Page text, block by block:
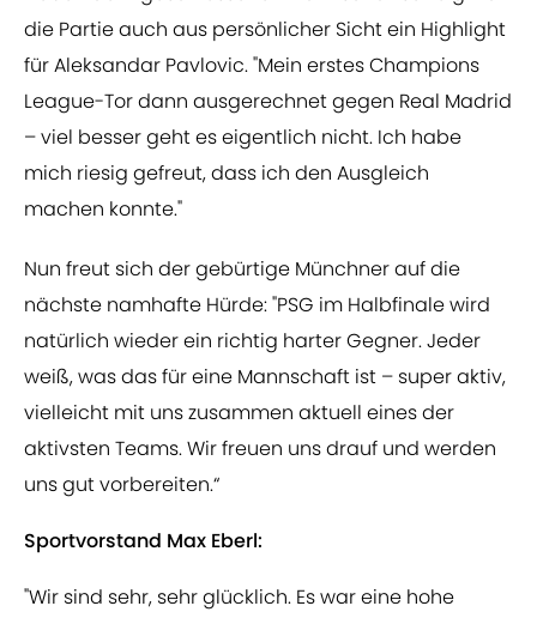
die Partie auch aus persönlicher Sicht ein Highlight
für Aleksandar Pavlovic. "Mein erstes Champions
League-Tor dann ausgerechnet gegen Real Madrid
– viel besser geht es eigentlich nicht. Ich habe
mich riesig gefreut, dass ich den Ausgleich
machen konnte."
Nun freut sich der gebürtige Münchner auf die
nächste namhafte Hürde: "PSG im Halbfinale wird
natürlich wieder ein richtig harter Gegner. Jeder
weiß, was das für eine Mannschaft ist – super aktiv,
vielleicht mit uns zusammen aktuell eines der
aktivsten Teams. Wir freuen uns drauf und werden
uns gut vorbereiten.“
Sportvorstand Max Eberl:
"Wir sind sehr, sehr glücklich. Es war eine hohe